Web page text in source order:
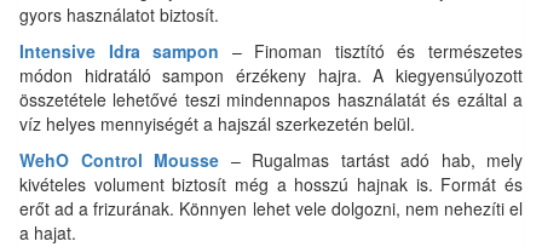
gyors használatot biztosít.
Intensive Idra sampon – Finoman tisztító és természetes
módon hidratáló sampon érzékeny hajra. A kiegyensúlyozott
összetétele lehetővé teszi mindennapos használatát és ezáltal a
víz helyes mennyiségét a hajszál szerkezetén belül.
WehO Control Mousse – Rugalmas tartást adó hab, mely
kivételes volument biztosít még a hosszú hajnak is. Formát és
erőt ad a frizurának. Könnyen lehet vele dolgozni, nem nehezíti el
a hajat.